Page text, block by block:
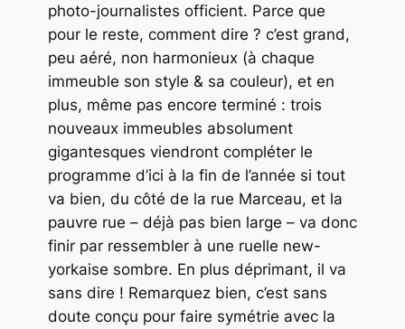
photo-journalistes officient. Parce que
pour le reste, comment dire ? c’est grand,
peu aéré, non harmonieux (à chaque
immeuble son style & sa couleur), et en
plus, même pas encore terminé : trois
nouveaux immeubles absolument
gigantesques viendront compléter le
programme d’ici à la fin de l’année si tout
va bien, du côté de la rue Marceau, et la
pauvre rue – déjà pas bien large – va donc
finir par ressembler à une ruelle new-
yorkaise sombre. En plus déprimant, il va
sans dire ! Remarquez bien, c’est sans
doute conçu pour faire symétrie avec la